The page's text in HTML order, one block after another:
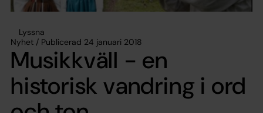
Lyssna
Nyhet / Publicerad 24 januari 2018
Musikkväll - en
historisk vandring i ord